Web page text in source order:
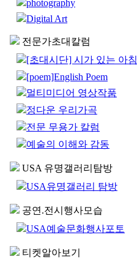
photography
Digital Art
전문가초대칼럼
[초대시단] 시가 있는 아침
[poem]English Poem
멀티미디어 영상작품
정다운 우리가곡
전문 무용가 칼럼
예술의 이해와 감동
USA 유명갤러리탐방
USA유명갤러리 탐방
공연.전시행사모습
USA예술문화행사포토
티켓알아보기